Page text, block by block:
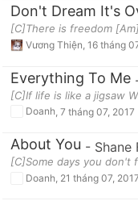
Don't Dream It's
[C]There is freedom
Vương Thiện, 16 tháng
Everything To Me
[C]If life is like a jigsaw
Doanh 7 tháng 07, 2017
About You - Shane
[C]Some days you don't
Doanh 21 tháng 07, 2017